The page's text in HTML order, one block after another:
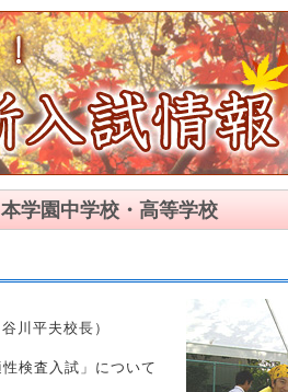
本学園中学校・高等学校
川平夫校長）
検査入試」について